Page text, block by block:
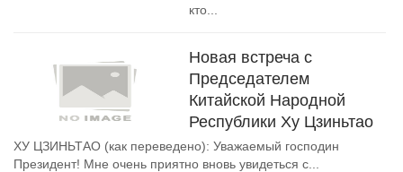
кто...
Новая встреча с
Председателем
Китайской Народной
Республики Ху Цзиньтао
ХУ ЦЗИНЬТАО (как переведено): Уважаемый господин
Президент! Мне очень приятно вновь увидеться с...